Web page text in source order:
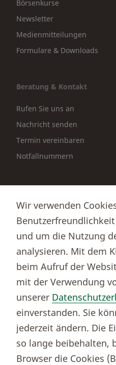
Börsenkurse
Newsletter
Medienmitteilungen
Formulare & Downloads
Beratung & Kontakt
Rufen Sie uns an
Nachricht senden
Termin vereinbaren
Notfallnummern
Börsenportal Yourmoney
Thurgauer Kantonalbank
Bankenclearingnr.
784
BIC (SWIFT)
Weitere TKB Nummern
Rechtliche Hinweise
Barrierefreiheit
Wir verwenden
und um die Nutzung
analysieren. Mit dem
beim Aufruf der
mit der Verwendung
unserer
einverstanden. Sie
jederzeit ändern. Die
so lange beibehalten,
Browser die Cookies